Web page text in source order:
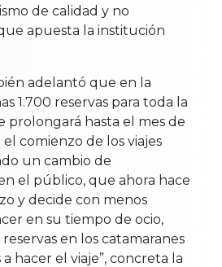
de calidad y no
apuesta la institución
adelantó que en la
1.700 reservas para toda la
prolongará hasta el mes de
comienzo de los viajes
un cambio de
el público, que ahora hace
y decide con menos
en su tiempo de ocio,
en los catamaranes
hacer el viaje”, concreta la